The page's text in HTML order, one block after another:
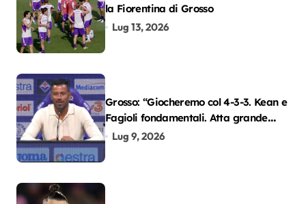
la Fiorentina di Grosso
Lug 13, 2026
Grosso: “Giocheremo col 4-3-3. Kean e
Fagioli fondamentali. Atta grande
colpo”
Lug 9, 2026